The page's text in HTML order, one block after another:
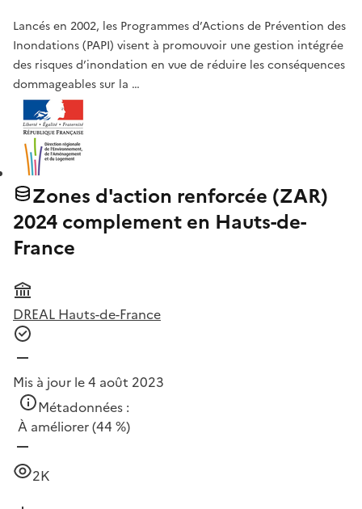
Lancés en 2002, les Programmes d’Actions de Prévention des
Inondations (PAPI) visent à promouvoir une gestion intégrée
des risques d’inondation en vue de réduire les conséquences
dommageables sur la …
Zones d'action renforcée (ZAR)
2024 complement en Hauts-de-
France
DREAL Hauts-de-France
Mis à jour le 4 août 2023
Métadonnées :
À améliorer(44 %)
2K